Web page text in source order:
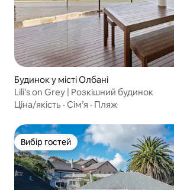
Будинок у місті Олбані
Lili's on Grey | Розкішний будинок
Ціна/якість · Сім’я · Пляж
Вибір гостей
Вибір гостей